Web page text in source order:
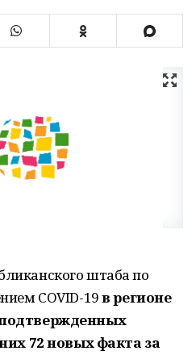
штаба по
COVID-19в регионе
72 новых факта за